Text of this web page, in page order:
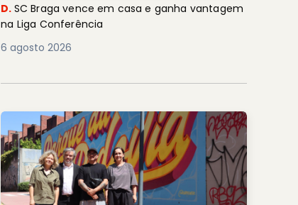
D. SC Braga vence em casa e ganha vantagem
na Liga Conferência
6 agosto 2026